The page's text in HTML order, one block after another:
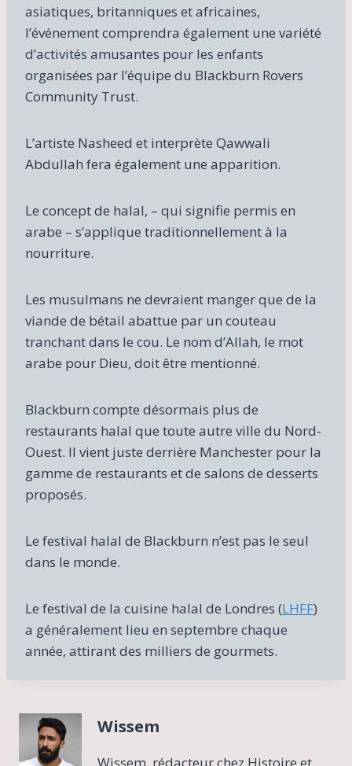
asiatiques, britanniques et africaines,
l’événement comprendra également une variété
d’activités amusantes pour les enfants
organisées par l’équipe du Blackburn Rovers
Community Trust.
L’artiste Nasheed et interprète Qawwali
Abdullah fera également une apparition.
Le concept de halal, – qui signifie permis en
arabe – s’applique traditionnellement à la
nourriture.
Les musulmans ne devraient manger que de la
viande de bétail abattue par un couteau
tranchant dans le cou. Le nom d’Allah, le mot
arabe pour Dieu, doit être mentionné.
Blackburn compte désormais plus de
restaurants halal que toute autre ville du Nord-
Ouest. Il vient juste derrière Manchester pour la
gamme de restaurants et de salons de desserts
proposés.
Le festival halal de Blackburn n’est pas le seul
dans le monde.
Le festival de la cuisine halal de Londres (LHFF)
a généralement lieu en septembre chaque
année, attirant des milliers de gourmets.
Wissem